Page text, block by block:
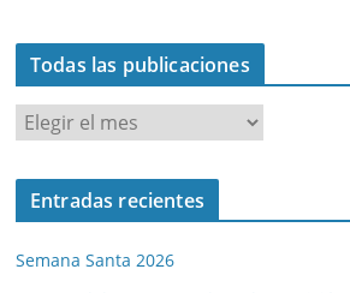
Todas las publicaciones
o
d
l
Entradas recientes
Semana Santa 2026